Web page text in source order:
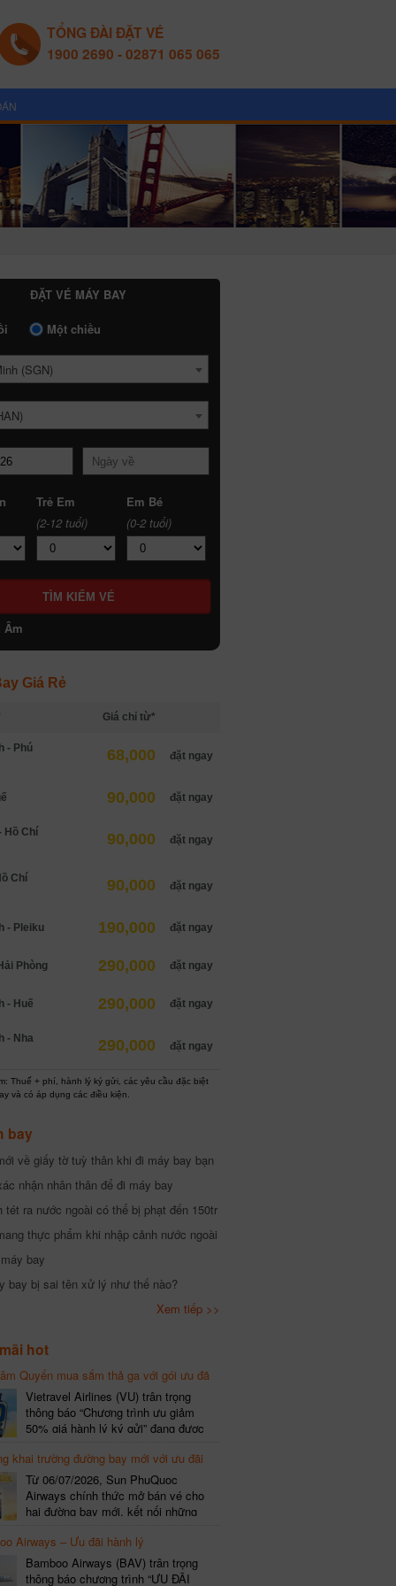
TỔNG ĐÀI ĐẶT VÉ
1900 2690 - 02871 065 065
ĐẶT VÉ MÁY BAY
Một chiều
(SGN)
Trẻ Em
(2-12 tuổi)
Em Bé
(0-2 tuổi)
Âm
Giá Rẻ
Giá chỉ từ*
- Phú
68,000 đặt ngay
90,000 đặt ngay
Hồ Chí
90,000 đặt ngay
Chí
90,000 đặt ngay
- Pleiku 190,000 đặt ngay
Phòng 290,000 đặt ngay
- Huế 290,000 đặt ngay
- Nha
290,000 đặt ngay
Thuế + phí, hành lý ký gửi, các yêu cầu đặc biệt
và có áp dụng các điều kiện.
bay
về giấy tờ tuỳ thân khi đi máy bay bạn
nhận nhân thân để đi máy bay
tét ra nước ngoài có thể bị phạt đến 150tr
thực phẩm khi nhập cảnh nước ngoài
bay
bay bị sai tên xử lý như thế nào?
Xem tiếp >>
hot
Quyến mua sắm thả ga với gói ưu đã
gói cước
Vietravel Airlines (VU) trân trọng
thông báo “Chương trình ưu giảm
50% giá hành lý ký gửi” đang được
kết nối từ TP. Hồ Chí Minh
(SGN) đi Thâm Quyến – Trung Quốc
(SZX), chi tiết như sau: LỊCH BAY
CHI TIẾT Đường bay SHCB Giờ khởi
khai trường đường bay mới với ưu đãi
Từ 06/07/2026, Sun PhuQuoc
Airways chính thức mở bán vé cho
hai đường bay mới, kết nối những
khách khám phá vẻ đẹp thiên nhiên
và văn hóa của miền Trung Việt Nam.
Thông tin đường bay mới Đường bay
Airways – Ưu đãi hành lý
Bamboo Airways (BAV) trân trọng
thông báo chương trình “ƯU ĐÃI